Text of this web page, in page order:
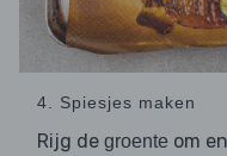
4. Spiesjes maken
Rijg de groente om